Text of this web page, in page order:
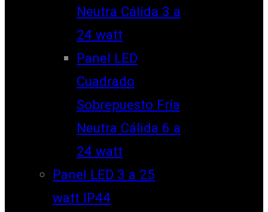
Neutra Cálida 3 a
24 watt
Panel LED
Cuadrado
Sobrepuesto Fría
Neutra Cálida 6 a
24 watt
Panel LED 3 a 25
watt IP44